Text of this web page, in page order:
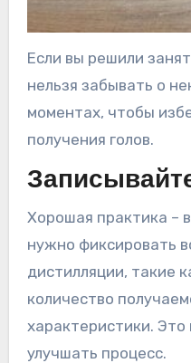
Если вы решили
нельзя забывать о
моментах, чтобы
получения голов.
Хорошая практика –
нужно фиксировать
дистилляции, такие
количество
характеристики.
улучшать процесс.